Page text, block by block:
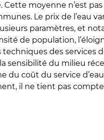
Cette moyenne n’est
Le prix de l’eau
paramètres, et
de population,
des services
sensibilité du milieu
du coût du service
il ne tient pas